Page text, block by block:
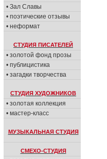
• Зал Славы
• поэтические отзывы
• неформат
СТУДИЯ ПИСАТЕЛЕЙ
• золотой фонд прозы
• публицистика
• загадки творчества
СТУДИЯ ХУДОЖНИКОВ
• золотая коллекция
• мастер-класс
МУЗЫКАЛЬНАЯ СТУДИЯ
СМЕХО-СТУДИЯ